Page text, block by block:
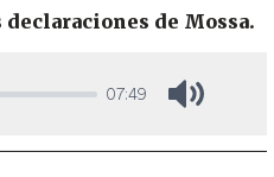
de Mossa.
07:49